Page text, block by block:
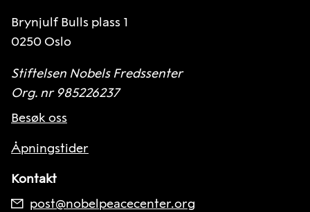
Brynjulf Bulls plass 1
0250 Oslo
Stiftelsen Nobels Fredssenter
Org. nr 985226237
Besøk oss
Åpningstider
Kontakt
post@nobelpeacecenter.org